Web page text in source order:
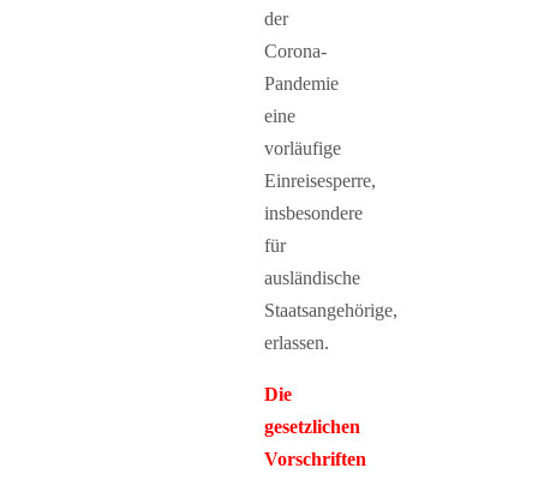
der
Corona-
Pandemie
eine
vorläufige
Einreisesperre,
insbesondere
für
ausländische
Staatsangehörige,
erlassen.
Die
gesetzlichen
Vorschriften